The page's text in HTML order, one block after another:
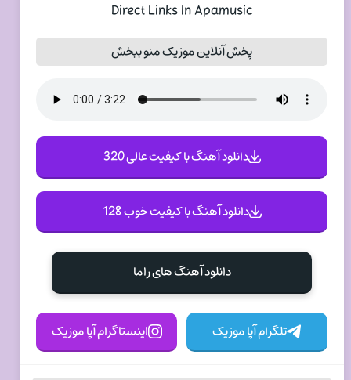
Direct Links In Apamusic
پخش آنلاین موزیک منو ببخش
دانلود آهنگ با کیفیت عالی 320
دانلود آهنگ با کیفیت خوب 128
دانلود آهنگ های راما
تلگرام آپا موزیک اینستاگرام آپا موزیک